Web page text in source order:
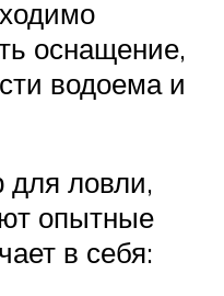
оснащение,
водоема и
для ловли,
опытные
в себя: